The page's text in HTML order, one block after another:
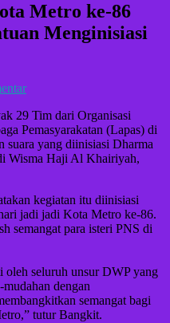
Metro ke-86
Menginisiasi
29 Tim dari Organisasi
Pemasyarakatan (Lapas) di
suara yang diinisiasi Dharma
Wisma Haji Al Khairiyah,
kegiatan itu diinisiasi
jadi jadi Kota Metro ke-86.
semangat para isteri PNS di
oleh seluruh unsur DWP yang
dengan
semangat bagi
tutur Bangkit.